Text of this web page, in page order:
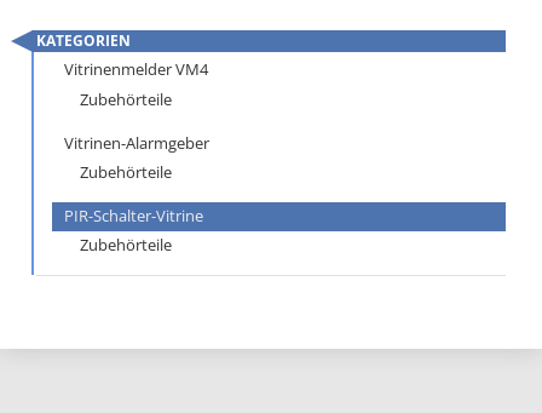
KATEGORIEN
Navigation
überspringen
Vitrinenmelder VM4
Zubehörteile
Vitrinen-Alarmgeber
Zubehörteile
PIR-Schalter-Vitrine
Zubehörteile